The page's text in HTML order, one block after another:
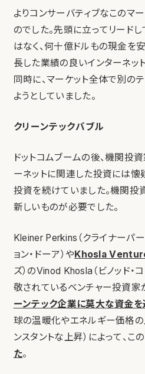
よりコンサーバティブなこのマ
のでした。先頭に立ってリード
はなく、何十億ドルもの現金を
長した業績の良いインターネッ
同時に、マーケット全体で別の
ようとしていました。
クリーンテックバブル
ドットコムブームの後、機関投
ーネットに関連した投資には懐
投資を続けていました。機関投
新しいものが必要でした。
Kleiner Perkins（クライナーパ
ョン・ドーア）や Khosla
ズ）のVinod Khosla（ビノッド・
敬されているベンチャー投資家
ーンテック企業に莫大な資金
球の温暖化やエネルギー価格
ンスタントな上昇）によって、こ
た。